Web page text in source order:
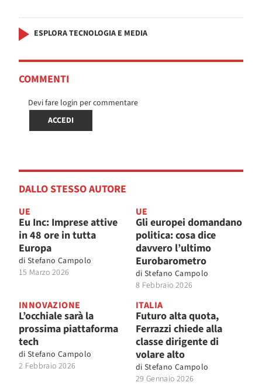
ESPLORA TECNOLOGIA E MEDIA
COMMENTI
Devi fare login per commentare
ACCEDI
DALLO STESSO AUTORE
UE
Eu Inc: Imprese attive
in 48 ore in tutta
Europa
di Stefano Campolo
15 Marzo 2026
UE
Gli europei domandano
politica: cosa dice
davvero l’ultimo
Eurobarometro
di Stefano Campolo
8 Febbraio 2026
INNOVAZIONE
L’occhiale sarà la
prossima piattaforma
tech
di Stefano Campolo
2 Febbraio 2026
ITALIA
Futuro alta quota,
Ferrazzi chiede alla
classe dirigente di
volare alto
di Stefano Campolo
29 Gennaio 2026